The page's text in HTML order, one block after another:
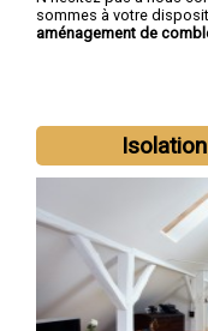
sommes à votre
aménagement de